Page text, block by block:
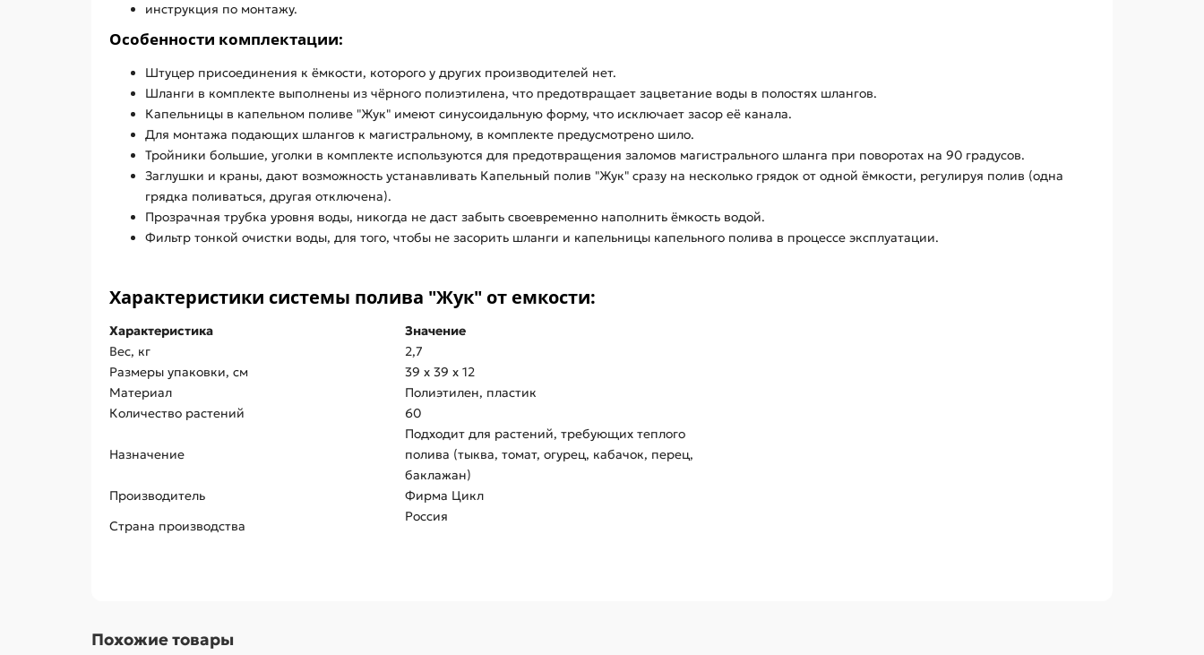
инструкция по монтажу.
Особенности комплектации:
Штуцер присоединения к ёмкости, которого у других производителей нет.
Шланги в комплекте выполнены из чёрного полиэтилена, что предотвращает зацветание воды в полостях шлангов.
Капельницы в капельном поливе "Жук" имеют синусоидальную форму, что исключает засор её канала.
Для монтажа подающих шлангов к магистральному, в комплекте предусмотрено шило.
Тройники большие, уголки в комплекте используются для предотвращения заломов магистрального шланга при поворотах на 90 градусов.
Заглушки и краны, дают возможность устанавливать Капельный полив "Жук" сразу на несколько грядок от одной ёмкости, регулируя полив (одна
грядка поливаться, другая отключена).
Прозрачная трубка уровня воды, никогда не даст забыть своевременно наполнить ёмкость водой.
Фильтр тонкой очистки воды, для того, чтобы не засорить шланги и капельницы капельного полива в процессе эксплуатации.
Характеристики системы полива "Жук" от емкости:
Характеристика
Значение
Вес, кг
2,7
Размеры упаковки, см
39 х 39 х 12
Материал
Полиэтилен, пластик
Количество растений
60
Назначение
Подходит для растений, требующих теплого
полива (тыква, томат, огурец, кабачок, перец,
баклажан)
Производитель
Фирма Цикл
Страна производства
Россия
Похожие товары